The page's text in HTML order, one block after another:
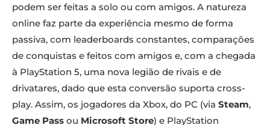
podem ser feitas a solo ou com amigos. A natureza
online faz parte da experiência mesmo de forma
passiva, com leaderboards constantes, comparações
de conquistas e feitos com amigos e, com a chegada
à PlayStation 5, uma nova legião de rivais e de
drivatares, dado que esta conversão suporta cross-
play. Assim, os jogadores da Xbox, do PC (via Steam,
Game Pass ou Microsoft Store) e PlayStation